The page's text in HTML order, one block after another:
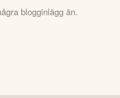
blogginlägg än.